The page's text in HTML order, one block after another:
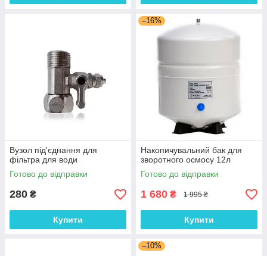
Вузол під'єднання для
фільтра для води
Готово до відправки
280 ₴
Купити
–16%
Накопичувальний бак для
зворотного осмосу 12л
Готово до відправки
1 680 ₴ 1 995 ₴
Купити
–10%